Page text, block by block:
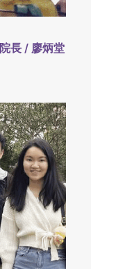
長 / 廖炳堂